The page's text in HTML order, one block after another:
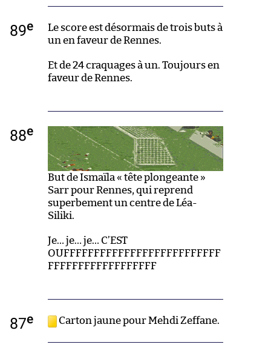
89e
Le score est désormais de trois buts à
un en faveur de Rennes.
Et de 24 craquages à un. Toujours en
faveur de Rennes.
88e
But de Ismaïla « tête plongeante »
Sarr pour Rennes, qui reprend
superbement un centre de Léa-
Siliki.
Je… je… je… C’EST
OUFFFFFFFFFFFFFFFFFFFFFFFFFF
FFFFFFFFFFFFFFFFFF
87e Carton jaune pour Mehdi Zeffane.